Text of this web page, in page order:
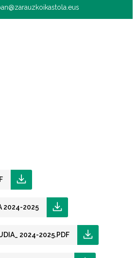
2024-2025
2024-2025.PDF